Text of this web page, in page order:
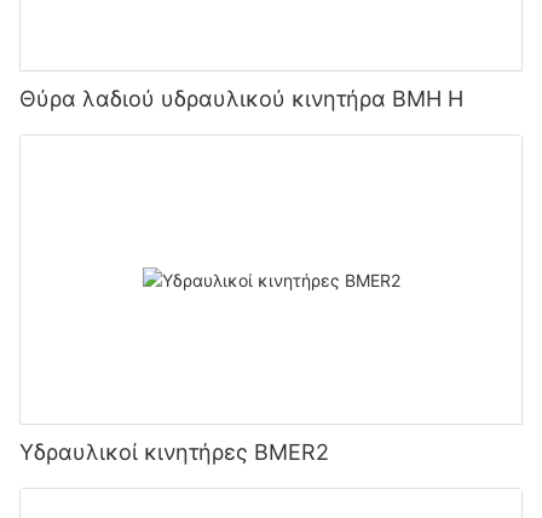
Θύρα λαδιού υδραυλικού κινητήρα BMH H
Υδραυλικοί κινητήρες BMER2